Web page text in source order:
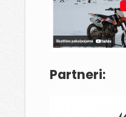
Partneri: